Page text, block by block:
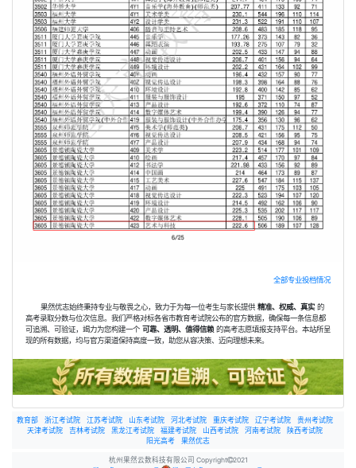
全部专业投档情况
果然优志始终秉持专业与敬畏之心，致力于为每一位考生与家长提供 精准、权威、真实的
高考录取分数与位次信息。我们严格对标各省市教育考试院公布的官方数据，确保每一条信息都
可追溯、可验证，竭力为您构建一个 可靠、透明、值得信赖 的高考志愿填报支持平台。本站所呈
现的所有数据，均与官方渠道保持高度一致，助您从容决策、迈向理想未来。
教育部 浙江考试院 江苏考试院 山东考试院 河北考试院 重庆考试院 辽宁考试院
贵州考试院
天津考试院
吉林考试院 黑龙江考试院 福建考试院 山西考试院 河南考试院
陕西考试院
阳光高考
果然优志
杭州果然云数科技有限公司 Copyright 2021